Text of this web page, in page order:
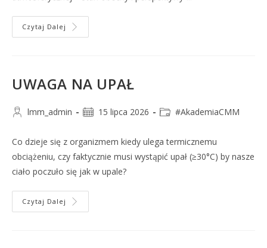
Czytaj Dalej
UWAGA NA UPAŁ
lmm_admin 15 lipca 2026 #AkademiaCMM
Co dzieje się z organizmem kiedy ulega termicznemu
obciążeniu, czy faktycznie musi wystąpić upał (≥30°C) by nasze
ciało poczuło się jak w upale?
Czytaj Dalej